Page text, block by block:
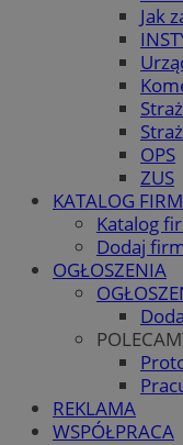
Jak
OPS
ZUS
KATALOG FIRM
Katalog
Dodaj
OGŁOSZENIA
REKLAMA
WSPÓŁPRACA